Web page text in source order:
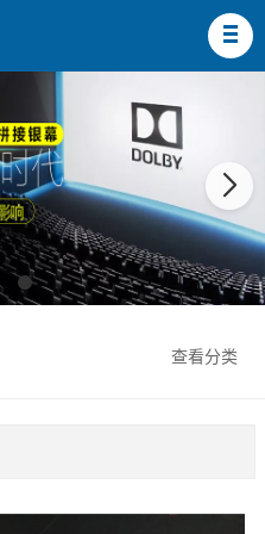
查看分类